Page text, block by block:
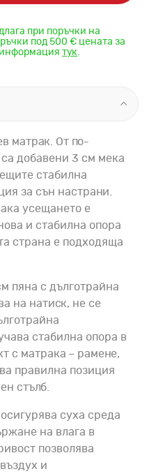
при поръчки на
под 500 € цената за
информация тук.
матрак. От по-
добавени 3 см мека
стабилна
за сън настрани.
усещането е
и стабилна опора
страна е подходяща
пяна с дълготрайна
на натиск, не се
стабилна опора в
с матрака – рамене,
правилна позиция
стълб.
суха среда
на влага в
позволява
и